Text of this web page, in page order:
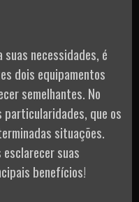
necessidades, é
dois equipamentos
semelhantes. No
particularidades, que os
situações.
suas
benefícios!